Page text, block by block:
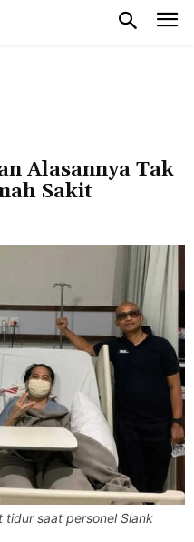
Alasannya Tak
Sakit
saat personel Slank